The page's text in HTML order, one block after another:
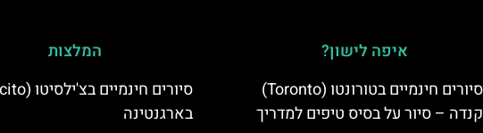
איפה לישון?
סיורים חינמיים בטורונטו (Toronto)
קנדה – סיור על בסיס טיפים למדריך
המלצות
בארגנטינה